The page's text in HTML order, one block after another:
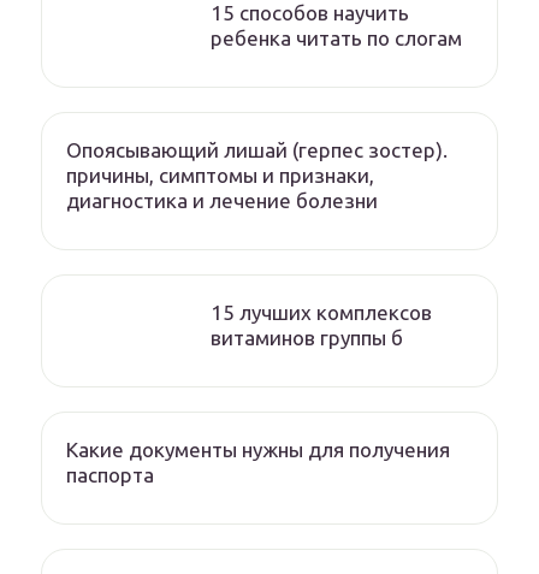
15 способов научить
ребенка читать по слогам
Опоясывающий лишай (герпес зостер).
причины, симптомы и признаки,
диагностика и лечение болезни
15 лучших комплексов
витаминов группы б
Какие документы нужны для получения
паспорта